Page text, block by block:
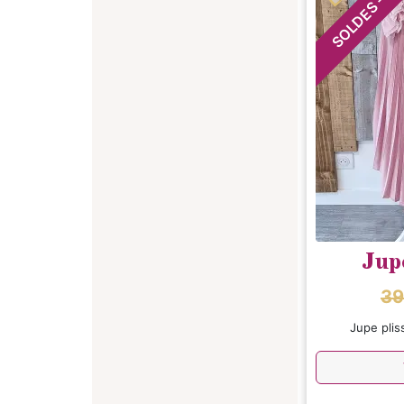
SOLDES
Jupe